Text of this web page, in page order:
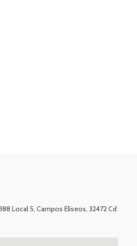
Local 5, Campos Elíseos, 32472 Cd